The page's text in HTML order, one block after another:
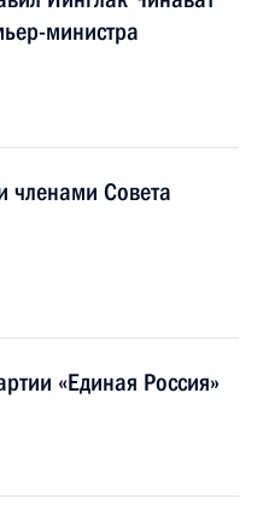
министра
членами Совета
«Единая Россия»